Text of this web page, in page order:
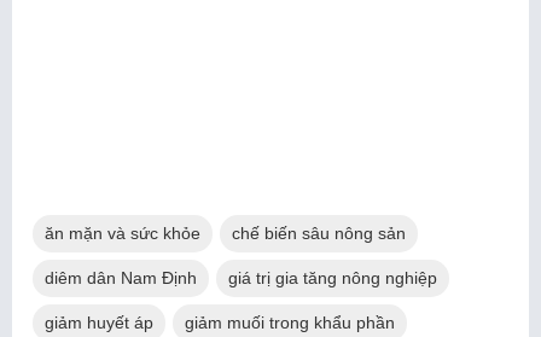
ăn mặn và sức khỏe chế biến sâu nông sản
diêm dân Nam Định giá trị gia tăng nông nghiệp
giảm huyết áp giảm muối trong khẩu phần